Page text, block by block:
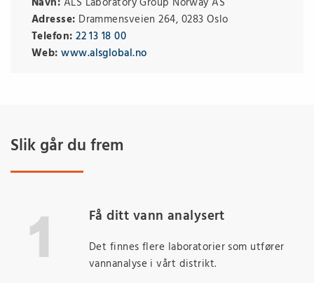
Adresse: Drammensveien 264, 0283 Oslo
Telefon:22 13 18 00
Web:www.alsglobal.no
Slik går du frem
Få ditt vann analysert
Det finnes flere laboratorier som utfører
vannanalyse i vårt distrikt.